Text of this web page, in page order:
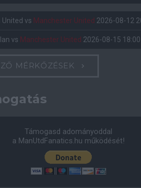
United vs Manchester United 2026-08-12
vs Manchester United 2026-08-15 18:00
MÉRKŐZÉSEK
Támogasd adományoddal
a ManUtdFanatics.hu működését!